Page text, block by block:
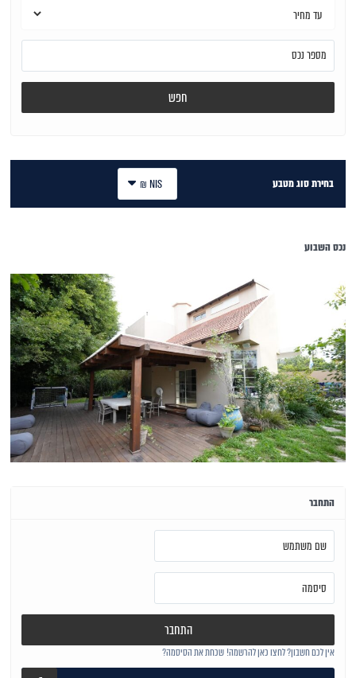
חפש
בחירת סוג מטבע NIS ₪
נכס השבוע
התחבר
התחבר
אין לכם חשבון? לחצו כאן להרשמה! שכחת את הסיסמה?